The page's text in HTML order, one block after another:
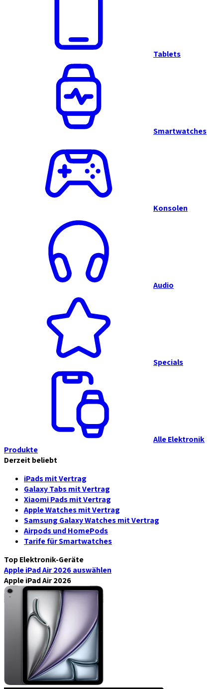
Tablets
Smartwatches
Konsolen
Audio
Specials
Alle Elektronik
Produkte
Derzeit beliebt
iPads mit Vertrag
Galaxy Tabs mit Vertrag
Xiaomi Pads mit Vertrag
Apple Watches mit Vertrag
Samsung Galaxy Watches mit Vertrag
Airpods und HomePods
Tarife für Smartwatches
Top Elektronik-Geräte
Apple iPad Air 2026auswählen
Apple iPad Air 2026